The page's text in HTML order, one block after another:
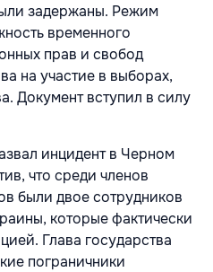
задержаны. Режим
временного
прав и свобод
на участие в выборах,
Документ вступил в силу
инцидент в Черном
что среди членов
были двое сотрудников
которые фактически
Глава государства
пограничники